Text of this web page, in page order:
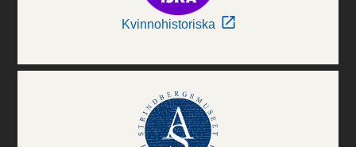
Kvinnohistoriska